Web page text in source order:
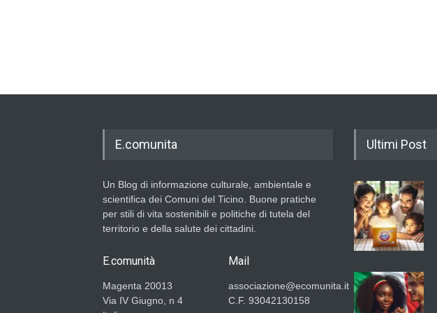
E.comunita
Un Blog di informazione culturale, ambientale e
scientifica dei Comuni del Ticino. Buone pratiche
per stili di vita sostenibili e politiche di tutela del
territorio e della salute dei cittadini.
E.comunità
Magenta 20013
Via IV Giugno, n 4
Mail
associazione@ecomunita.it
C.F. 93042130158
Ultimi Post